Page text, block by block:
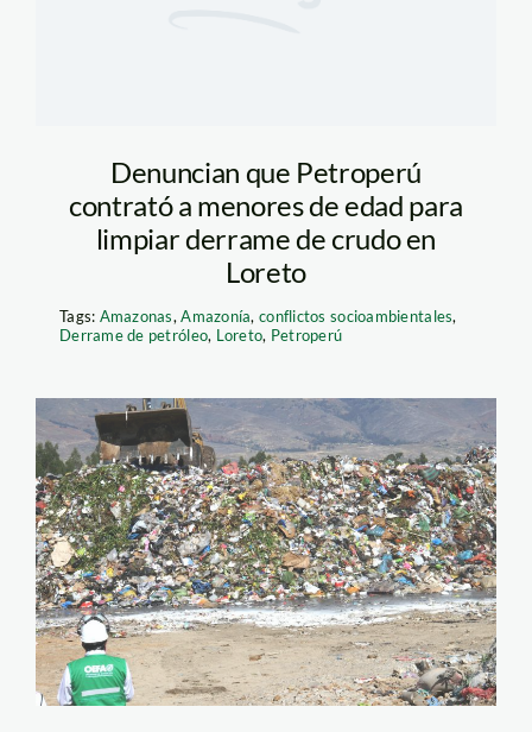
Denuncian que Petroperú
contrató a menores de edad para
limpiar derrame de crudo en
Loreto
Tags: Amazonas,Amazonía,conflictos socioambientales,
Derrame de petróleo, Loreto, Petroperú
Botadero El
Edén_OEFA